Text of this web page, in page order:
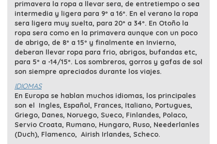
primavera la ropa a llevar sera, de entretiempo o sea
intermedia y ligera para 9º a 16º. En el verano la ropa
sera ligera muy suelta, para 20º a 34º. En Otoño la
ropa sera como en la primavera aunque con un poco
de abrigo, de 8º a 15º y finalmente en Invierno,
deberan llevar ropa para frio, abrigos, bufandas etc,
para 5º a -14/15º. Los sombreros, gorros y gafas de sol
son siempre apreciados durante los viajes.
IDIOMAS
En Europa se hablan muchos idiomas, los principales
son el Ingles, Español, Frances, Italiano, Portugues,
Griego, Danes, Noruego, Sueco, Finlandes, Polaco,
Servio Croata, Rumano, Hungaro, Ruso, Neederlanles
(Duch), Flamenco, Airish Irlandes, Scheco.